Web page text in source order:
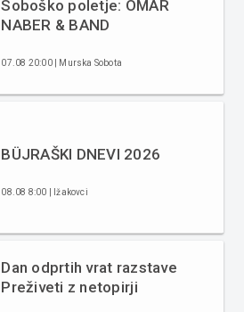
Soboško poletje: OMAR
NABER & BAND
07.08 20:00 | Murska Sobota
BÜJRAŠKI DNEVI 2026
08.08 8:00 | Ižakovci
Dan odprtih vrat razstave
Preživeti z netopirji